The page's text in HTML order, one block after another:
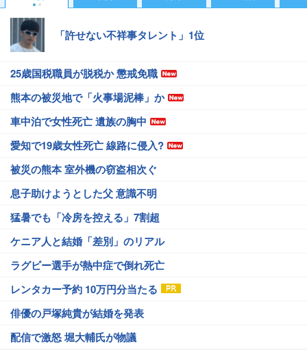
「許せない不祥事タレント」1位
25歳国税職員が脱税か 懲戒免職
熊本の被災地で「火事場泥棒」か
車中泊で女性死亡 遺族の胸中
愛知で19歳女性死亡 線路に侵入?
被災の熊本 室外機の窃盗相次ぐ
息子助けようとした父 意識不明
猛暑でも「冷房を控える」7割超
ケニア人と結婚「差別」のリアル
ラグビー選手が熱中症で倒れ死亡
レンタカー予約 10万円分当たる
俳優の戸塚純貴が結婚を発表
配信で激怒 堀大輔氏が物議